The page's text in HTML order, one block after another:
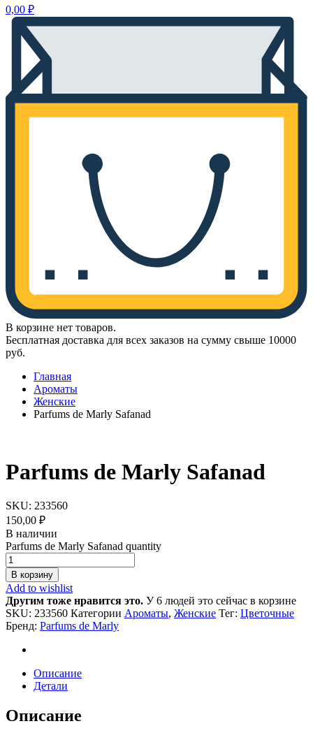
0,00 ₽
В корзине нет товаров.
Бесплатная доставка для всех заказов на сумму свыше 10000
руб.
Главная
Ароматы
Женские
Parfums de Marly Safanad
Parfums de Marly Safanad
SKU: 233560
150,00 ₽
В наличии
Parfums de Marly Safanad quantity
В корзину
Add to wishlist
Другим тоже нравится это. У 6 людей это сейчас в корзине
SKU: 233560 Категории Ароматы, Женские Тег: Цветочные
Бренд: Parfums de Marly
Описание
Детали
Описание